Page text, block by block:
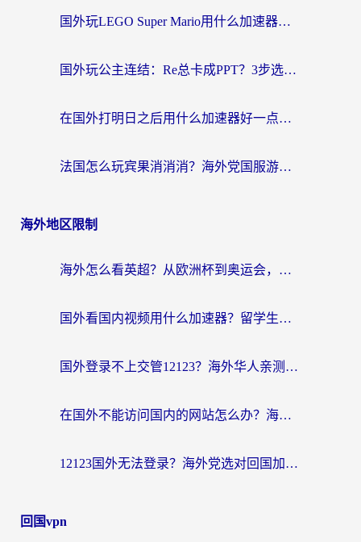
国外玩LEGO Super Mario用什么加速器？2026海外玩家亲测有效指南
国外玩公主连结：Re总卡成PPT？3步选对加速器，畅玩国服无压力
在国外打明日之后用什么加速器好一点？海外玩家亲测有效的国服游戏加速指南
法国怎么玩宾果消消消？海外党国服游戏加速器终极指南（附漫威召唤与合成解决办法）
海外地区限制
海外怎么看英超？从欧洲杯到奥运会，一份让你不卡壳的中文解说观看指南
国外看国内视频用什么加速器？留学生和海外华人的实用指南
国外登录不上交管12123？海外华人亲测有效的回国加速器选择指南
在国外不能访问国内的网站怎么办？海外党必看的无缝回国上网指南
12123国外无法登录？海外党选对回国加速器，轻松解决国内资源访问难题
回国vpn